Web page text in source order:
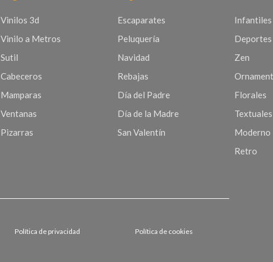
Vinilos 3d
Vinilo a Metros
Sutil
Cabeceros
Mamparas
Ventanas
Pizarras
Escaparates
Peluquería
Navidad
Rebajas
Día del Padre
Día de la Madre
San Valentín
Infantiles
Deportes
Zen
Florales
Textuales
Moderno
Retro
Política de privacidad Política de cookies